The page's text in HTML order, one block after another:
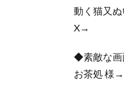
動く猫又
X→
◆素敵な
お茶処 様→